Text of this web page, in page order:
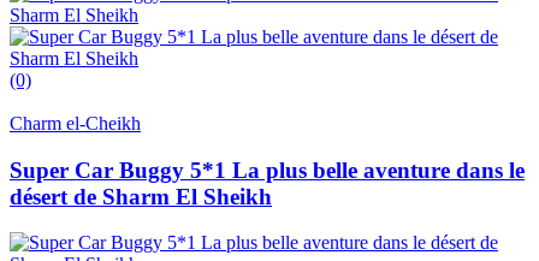
(0)
Charm el-Cheikh
Super Car Buggy 5*1 La plus belle aventure dans le
désert de Sharm El Sheikh